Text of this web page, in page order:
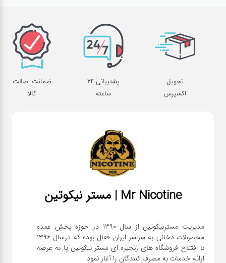
تحویل
اکسپرس
پشتیبانی 24
ساعته
ضمانت اصالت
کالا
Mr Nicotine | مستر نیکوتین
مدیریت مسترنیکوتین از سال 1390 در حوزه پخش عمده
محصولات دخانی به سراسر ایران فعال بوده که درسال 1396
با افتتاح فروشگاه های زنجیره ای مستر نیکوتین پا به عرصه